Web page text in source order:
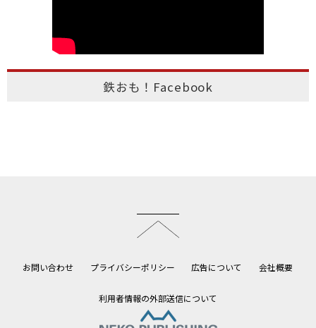
鉄おも！Facebook
お問い合わせ プライバシーポリシー 広告について 会社概要
利用者情報の外部送信について